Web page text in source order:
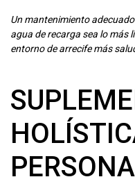
Un mantenimiento
agua de recarga sea lo más
entorno de arrecife más